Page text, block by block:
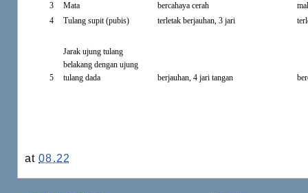
3
Mata bercahaya cerah
4
Tulang supit (pubis) terletak berjauhan, 3 jari
5
Jarak ujung tulang
belakang dengan ujung
tulang dada
berjauhan, 4 jari tangan
at08.22